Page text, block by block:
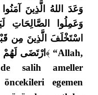
وَعَدَ اللهُ الَّذِينَ
وَعَمِلُوا الصَّالِحَاتِ
اسْتَخْلَفَ الَّذِينَ مِن
ارْتَضَى لَهُمْ﴾ “Allah,
salih ameller
egemen